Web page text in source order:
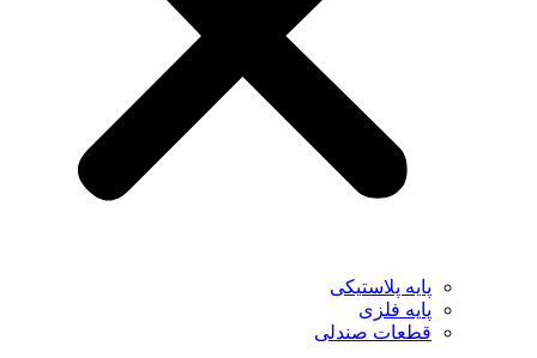
پایه پلاستیکی
پایه فلزی
قطعات صندلی